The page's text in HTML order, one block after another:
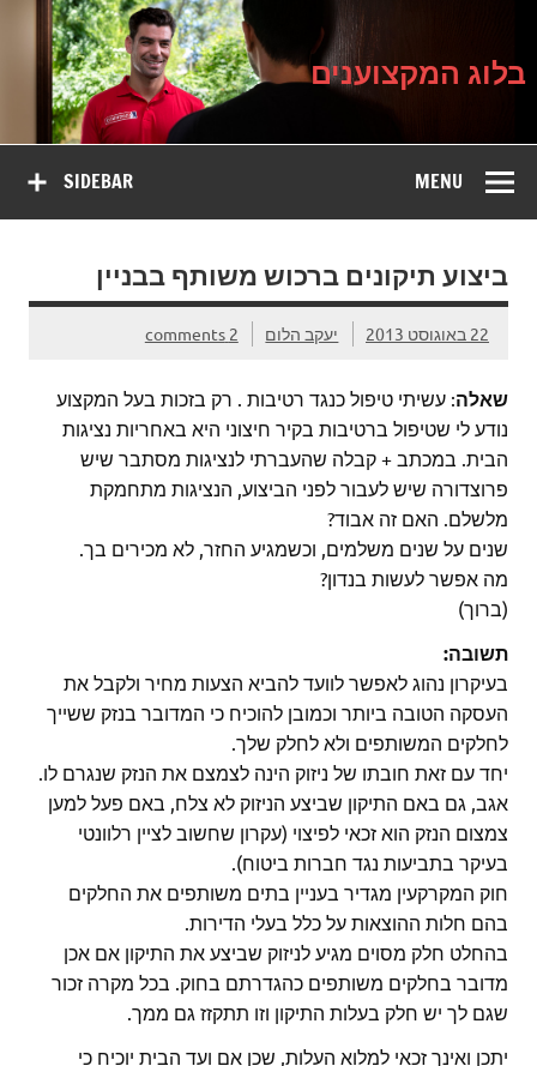
בלוג
המקצוענים
על עיצוב, שיפוץ וטיפוח הבית
בלוג המקצוענים
SIDEBAR MENU
ביצוע תיקונים ברכוש משותף בבניין
22 באוגוסט 2013 יעקב הלום 2 comments
שאלה: עשיתי טיפול כנגד רטיבות . רק בזכות בעל המקצוע
נודע לי שטיפול ברטיבות בקיר חיצוני היא באחריות נציגות
הבית. במכתב + קבלה שהעברתי לנציגות מסתבר שיש
פרוצדורה שיש לעבור לפני הביצוע, הנציגות מתחמקת
מלשלם. האם זה אבוד?
שנים על שנים משלמים, וכשמגיע החזר, לא מכירים בך.
מה אפשר לעשות בנדון?
(ברוך)
תשובה:
בעיקרון נהוג לאפשר לוועד להביא הצעות מחיר ולקבל את
העסקה הטובה ביותר וכמובן להוכיח כי המדובר בנזק ששייך
לחלקים המשותפים ולא לחלק שלך.
יחד עם זאת חובתו של ניזוק הינה לצמצם את הנזק שנגרם לו.
אגב, גם באם התיקון שביצע הניזוק לא צלח, באם פעל למען
צמצום הנזק הוא זכאי לפיצוי (עקרון שחשוב לציין רלוונטי
בעיקר בתביעות נגד חברות ביטוח).
חוק המקרקעין מגדיר בעניין בתים משותפים את החלקים
בהם חלות ההוצאות על כלל בעלי הדירות.
בהחלט חלק מסוים מגיע לניזוק שביצע את התיקון אם אכן
מדובר בחלקים משותפים כהגדרתם בחוק. בכל מקרה זכור
שגם לך יש חלק בעלות התיקון וזו תתקזז גם ממך.
יתכן ואינך זכאי למלוא העלות, שכן אם ועד הבית יוכיח כי